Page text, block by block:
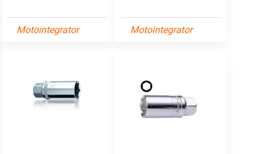
Motointegrator Motointegrator